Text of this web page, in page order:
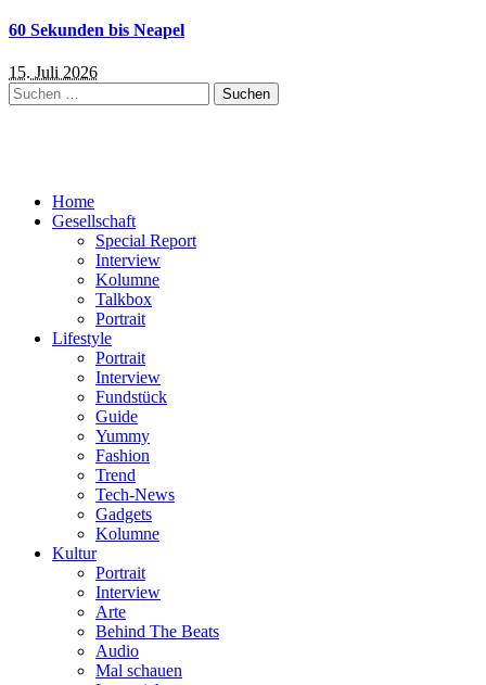
60 Sekunden bis Neapel
15. Juli 2026
Suchen
nach:
Home
Gesellschaft
Special Report
Interview
Kolumne
Talkbox
Portrait
Lifestyle
Portrait
Interview
Fundstück
Guide
Yummy
Fashion
Trend
Tech-News
Gadgets
Kolumne
Kultur
Portrait
Interview
Arte
Behind The Beats
Audio
Mal schauen